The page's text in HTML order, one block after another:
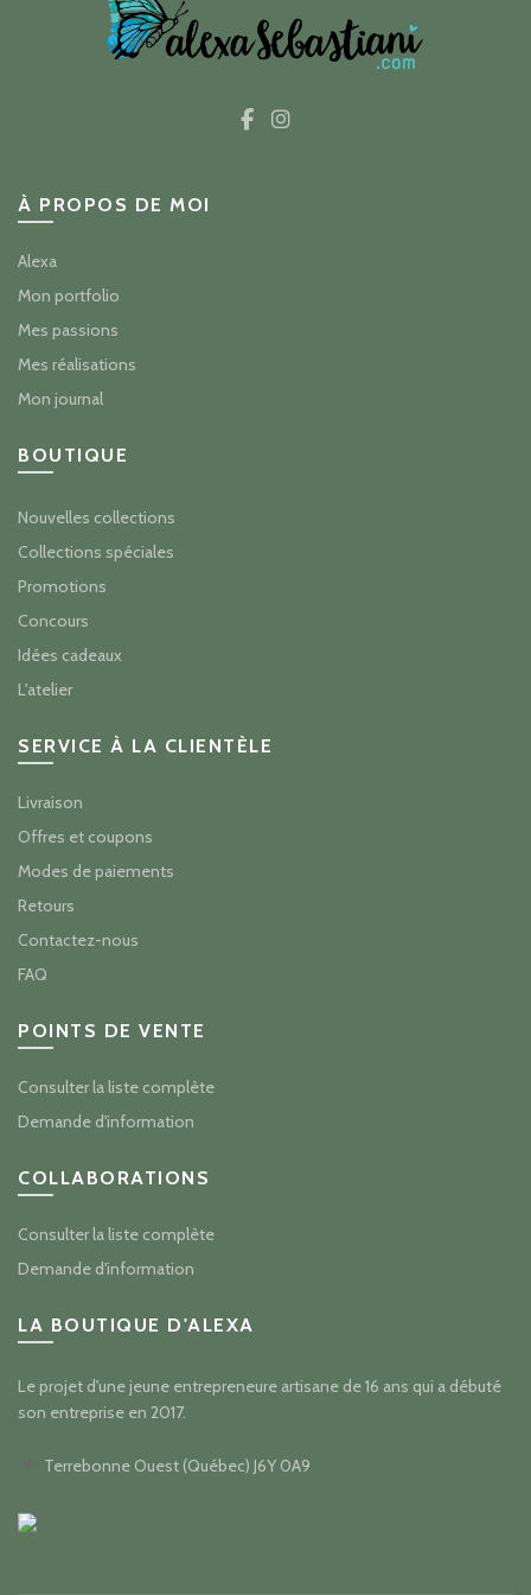
À PROPOS DE MOI
Alexa
Mon portfolio
Mes passions
Mes réalisations
Mon journal
BOUTIQUE
Nouvelles collections
Collections spéciales
Promotions
Concours
Idées cadeaux
L'atelier
SERVICE À LA CLIENTÈLE
Livraison
Offres et coupons
Modes de paiements
Retours
Contactez-nous
FAQ
POINTS DE VENTE
Consulter la liste complète
Demande d'information
COLLABORATIONS
Consulter la liste complète
Demande d'information
LA BOUTIQUE D'ALEXA
Le projet d'une jeune entrepreneure artisane de 16 ans qui a débuté
son entreprise en 2017.
Terrebonne Ouest (Québec) J6Y 0A9